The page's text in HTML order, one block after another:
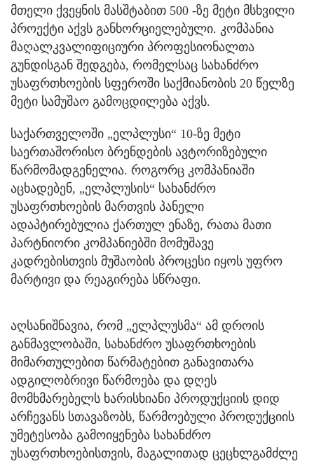
მთელი ქვეყნის მასშტაბით 500 -ზე მეტი მსხვილი
პროექტი აქვს განხორციელებული. კომპანია
მაღალკვალიფიციური პროფესიონალთა
გუნდისგან შედგება, რომელსაც სახანძრო
უსაფრთხოების სფეროში საქმიანობის 20 წელზე
მეტი სამუშაო გამოცდილება აქვს.
საქართველოში „ელპლუსი“ 10-ზე მეტი
საერთაშორისო ბრენდების ავტორიზებული
წარმომადგენელია. როგორც კომპანიაში
აცხადებენ, „ელპლუსის“ სახანძრო
უსაფრთხოების მართვის პანელი
ადაპტირებულია ქართულ ენაზე, რათა მათი
პარტნიორი კომპანიებში მომუშავე
კადრებისთვის მუშაობის პროცესი იყოს უფრო
მარტივი და რეაგირება სწრაფი.
აღსანიშნავია, რომ „ელპლუსმა“ ამ დროის
განმავლობაში, სახანძრო უსაფრთხოების
მიმართულებით წარმატებით განავითარა
ადგილობრივი წარმოება და დღეს
მომხმარებელს ხარისხიანი პროდუქციის დიდ
არჩევანს სთავაზობს, წარმოებული პროდუქციის
უმეტესობა გამოიყენება სახანძრო
უსაფრთხოებისთვის, მაგალითად ცეცხლგამძლე